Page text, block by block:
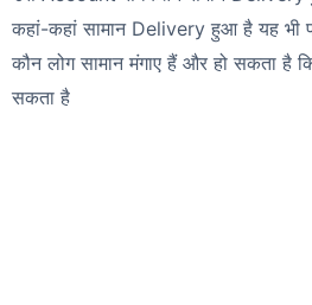
कहां-कहां सामान Delivery हुआ है यह भी
कौन लोग सामान मंगाए हैं और हो सकता है
सकता है